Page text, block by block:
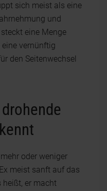
sich meist als eine
und
eine Menge
vernünftig
den Seitenwechsel
oder weniger
meist sanft auf das
heißt, er macht